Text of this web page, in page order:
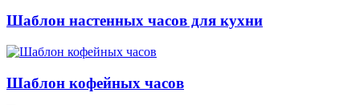
Шаблон настенных часов для кухни
Шаблон кофейных часов